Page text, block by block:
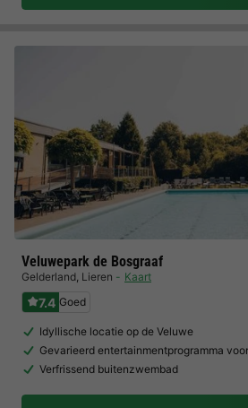
Veluwepark de Bosgraaf
Gelderland, Lieren Kaart
7.4 Goed
Idyllische locatie op de Veluwe
Gevarieerd entertainmentprogramma
Verfrissend buitenzwembad